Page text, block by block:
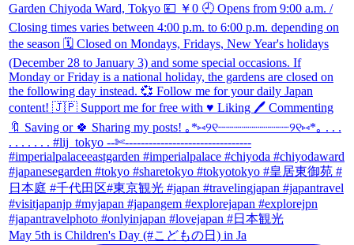
May 5th is Children's Day (#こどもの日) in Ja